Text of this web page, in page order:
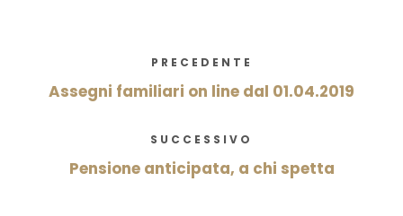
PRECEDENTE
Assegni familiari on line dal 01.04.2019
SUCCESSIVO
Pensione anticipata, a chi spetta